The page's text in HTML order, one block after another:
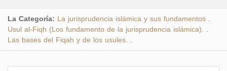
La Categoría: La jurisprudencia islámica y sus fundamentos
Usul al-Fiqh (Los fundamento de la jurisprudencia islámica).
Las bases del Fiqah y de los usules.